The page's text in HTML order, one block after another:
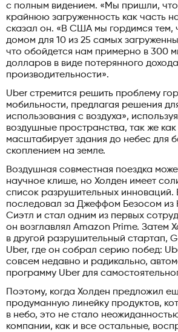
с полным видением. «Мы пришли,
крайнюю загруженность как часть
сказал он. «В США мы гордимся тем,
домом для 10 из 25 самых
что обойдется нам примерно в 300
долларов в виде потерянного
производительности».
Uber стремится решить проблему
мобильности, предлагая решения
использования с воздуха»,
воздушные пространства, так же
масштабирует здания до небес для
скоплением на земле.
Воздушная совместная поездка
научное клише, но Холден имеет
список разрушительных инноваций.
последовал за Джеффом Безосом
Сиэтл и стал одним из первых
он возглавлял Amazon Prime. Затем
в другой разрушительный стартап,
Uber, где он собрал серию побед:
совсем недавно и радикально,
программу Uber для
Поэтому, когда Холден предложил
продуманную линейку продуктов,
в небо, это не стало
компании, как и все остальные,